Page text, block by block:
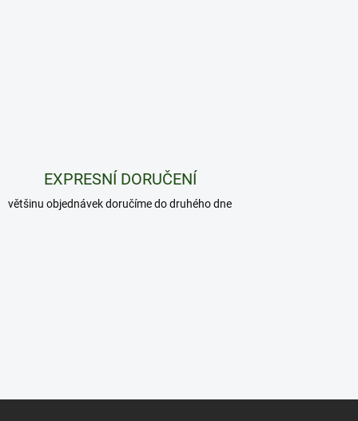
EXPRESNÍ DORUČENÍ
většinu objednávek doručíme do druhého dne